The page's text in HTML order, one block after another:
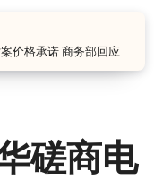
价格承诺 商务部回应
磋商电